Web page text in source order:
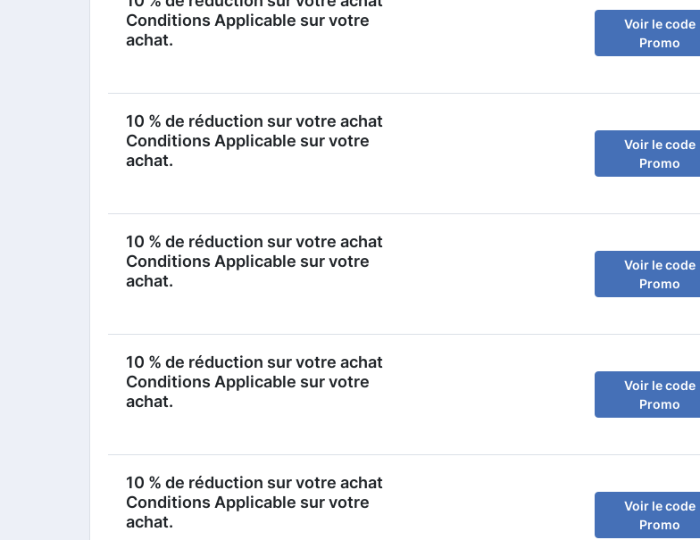
Conditions Applicable sur votre
achat.
Voir le code
Promo
10 % de réduction sur votre achat
Conditions Applicable sur votre
achat.
Voir le code
Promo
10 % de réduction sur votre achat
Conditions Applicable sur votre
achat.
Voir le code
Promo
10 % de réduction sur votre achat
Conditions Applicable sur votre
achat.
Voir le code
Promo
10 % de réduction sur votre achat
Conditions Applicable sur votre
achat.
Voir le code
Promo